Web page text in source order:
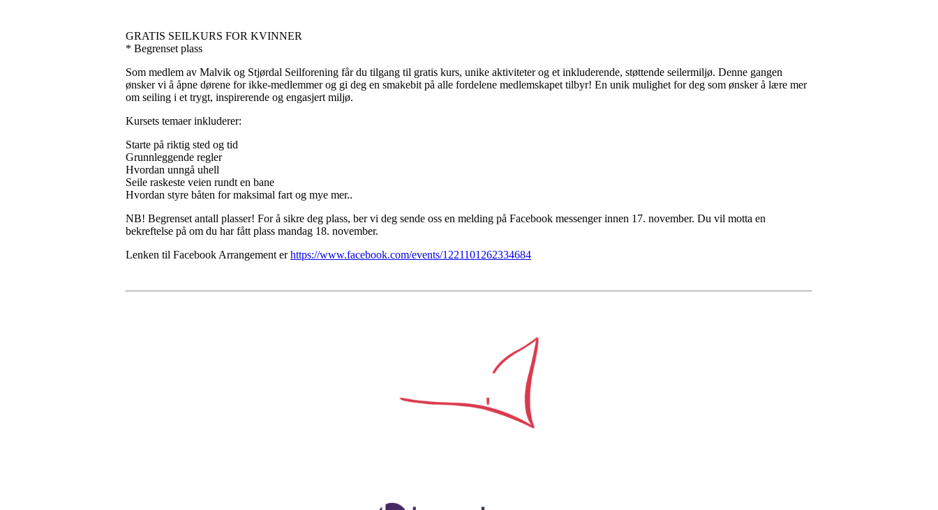
GRATIS SEILKURS FOR KVINNER
* Begrenset plass
Som medlem av Malvik og Stjørdal Seilforening får du tilgang til gratis kurs, unike aktiviteter og et inkluderende, støttende seilermiljø. Denne gangen
ønsker vi å åpne dørene for ikke-medlemmer og gi deg en smakebit på alle fordelene medlemskapet tilbyr! En unik mulighet for deg som ønsker å lære mer
om seiling i et trygt, inspirerende og engasjert miljø.
Kursets temaer inkluderer:
Starte på riktig sted og tid
Grunnleggende regler
Hvordan unngå uhell
Seile raskeste veien rundt en bane
Hvordan styre båten for maksimal fart og mye mer..
NB! Begrenset antall plasser! For å sikre deg plass, ber vi deg sende oss en melding på Facebook messenger innen 17. november. Du vil motta en
bekreftelse på om du har fått plass mandag 18. november.
Lenken til Facebook Arrangement erhttps://www.facebook.com/events/1221101262334684